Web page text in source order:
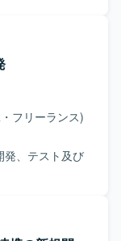
フリーランス)
発、テスト及び